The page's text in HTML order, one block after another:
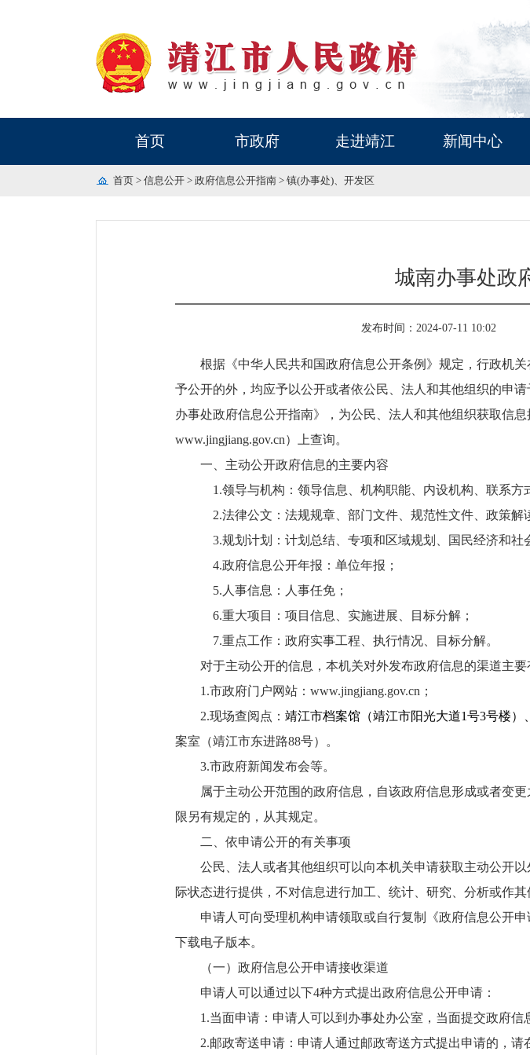
首页 市政府 走进靖江 新闻中心
首页 > 信息公开 > 政府信息公开指南 > 镇(办事处)、开发区
城南办事处政
发布时间：2024-07-11 10:02
根据《中华人民共和国政府信息公开条例》规定，行政机
予公开的外，均应予以公开或者依公民、法人和其他组织的申
办事处政府信息公开指南》，为公民、法人和其他组织获取信
www.jingjiang.gov.cn）上查询。
一、主动公开政府信息的主要内容
1.领导与机构：领导信息、机构职能、内设机构、联系方
2.法律公文：法规规章、部门文件、规范性文件、政策解
3.规划计划：计划总结、专项和区域规划、国民经济和社
4.政府信息公开年报：单位年报；
5.人事信息：人事任免；
6.重大项目：项目信息、实施进展、目标分解；
7.重点工作：政府实事工程、执行情况、目标分解。
对于主动公开的信息，本机关对外发布政府信息的渠道主要
1.市政府门户网站：www.jingjiang.gov.cn；
2.现场查阅点： 靖江市档案馆（靖江市阳光大道1号3号楼）、
案室（靖江市东进路88号）。
3.市政府新闻发布会等。
属于主动公开范围的政府信息，自该政府信息形成或者变
限另有规定的，从其规定。
二、依申请公开的有关事项
公民、法人或者其他组织可以向本机关申请获取主动公开
际状态进行提供，不对信息进行加工、统计、研究、分析或作其
申请人可向受理机构申请领取或自行复制《政府信息公开
下载电子版本。
（一）政府信息公开申请接收渠道
申请人可以通过以下4种方式提出政府信息公开申请：
1.当面申请：申请人可以到办事处办公室，当面提交政府
2.邮政寄送申请：申请人通过邮政寄送方式提出申请的，